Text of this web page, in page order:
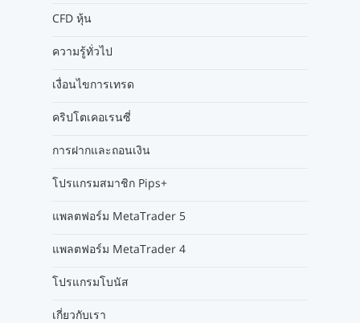
CFD หุ้น
ความรู้ทั่วไป
เงื่อนไขการเทรด
คริปโตเคอเรนซี่
การฝากและถอนเงิน
โปรแกรมสมาชิก Pips+
แพลตฟอร์ม MetaTrader 5
แพลตฟอร์ม MetaTrader 4
โปรแกรมโบนัส
เกี่ยวกับเรา